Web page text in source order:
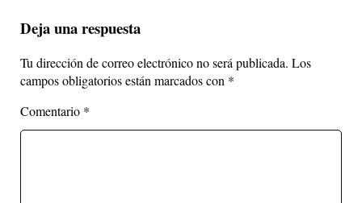
Deja una respuesta
Tu dirección de correo electrónico no será publicada. Los
campos obligatorios están marcados con *
Comentario *